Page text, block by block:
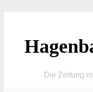
Die Zeitung